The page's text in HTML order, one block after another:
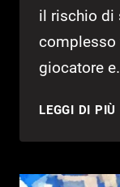
il rischio di
complesso
giocatore
LEGGI DI PIÙ